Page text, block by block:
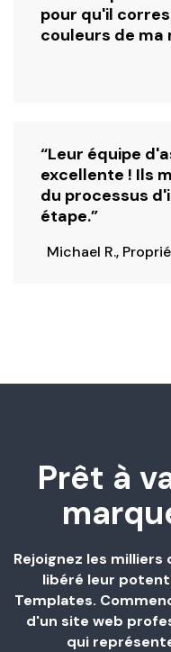
pour qu'il
couleurs de ma
“Leur équipe
excellente ! Ils
du processus
étape.”
Michael R.,
Prêt à
Rejoignez les
libéré leur
Templates.
d'un site web
qui